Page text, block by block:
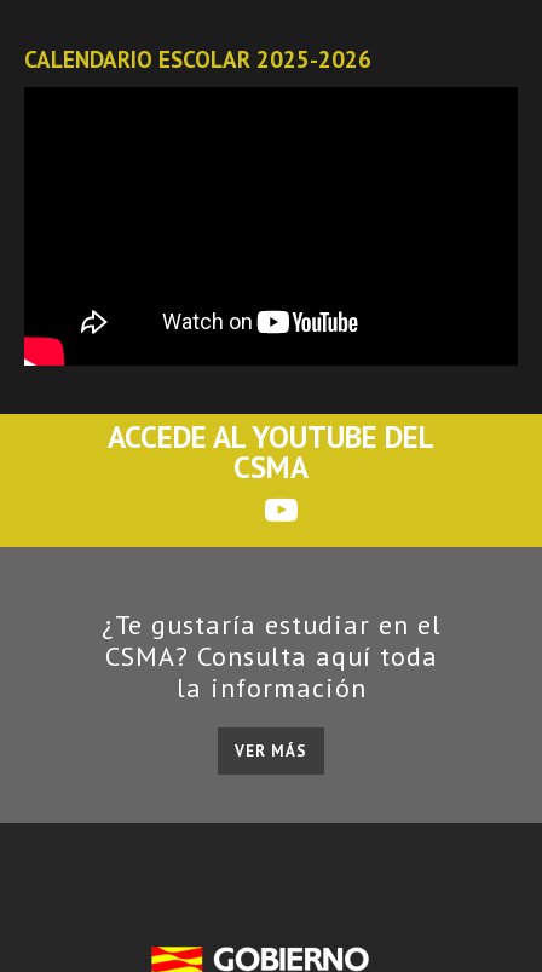
CALENDARIO ESCOLAR 2025-2026
ACCEDE AL YOUTUBE DEL
CSMA
¿Te gustaría estudiar en el
CSMA? Consulta aquí toda
la información
VER MÁS